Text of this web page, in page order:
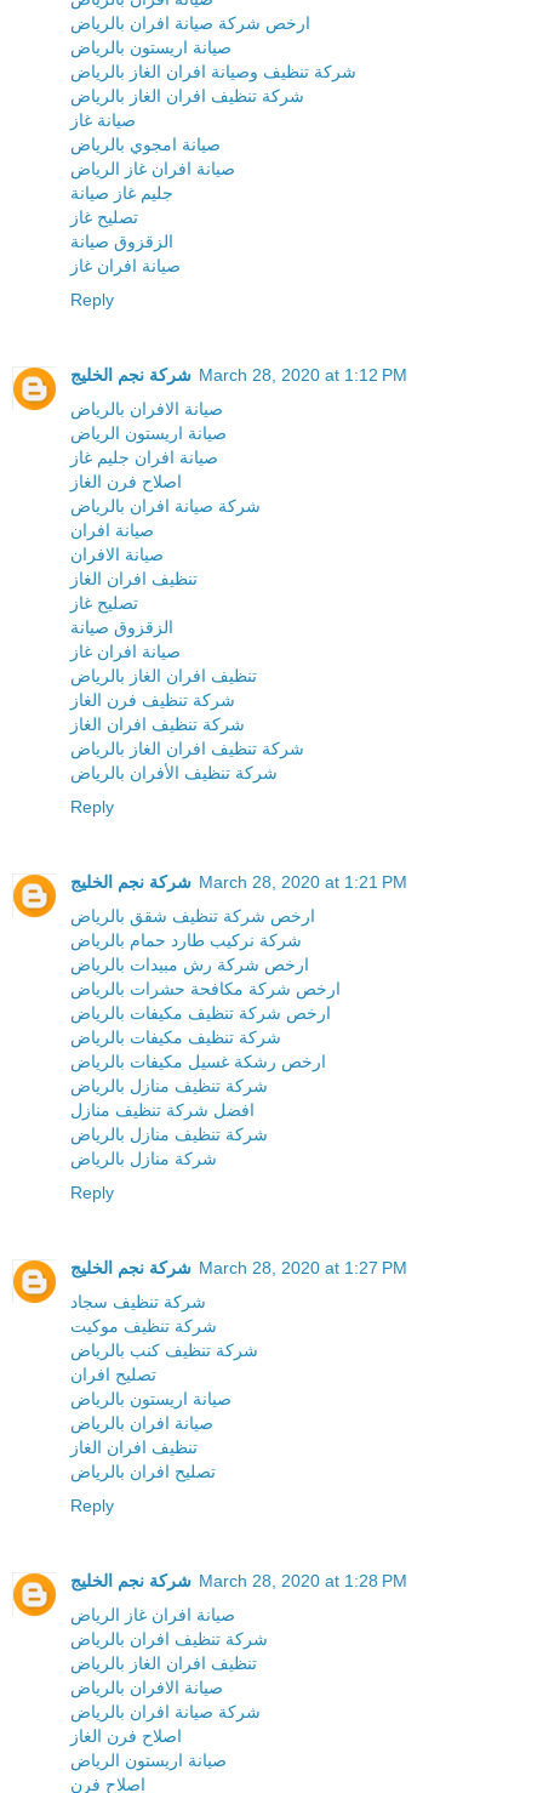
ارخص شركة صيانة افران بالرياض
صيانة اريستون بالرياض
شركة تنظيف وصيانة افران الغاز بالرياض
شركة تنظيف افران الغاز بالرياض
صيانة غاز
صيانة امجوي بالرياض
صيانة افران غاز الرياض
جليم غاز صيانة
تصليح غاز
الزقزوق صيانة
صيانة افران غاز
Reply
شركة نجم الخليج March 28, 2020 at 1:12 PM
صيانة الافران بالرياض
صيانة اريستون الرياض
صيانة افران جليم غاز
اصلاح فرن الغاز
شركة صيانة افران بالرياض
صيانة افران
صيانة الافران
تنظيف افران الغاز
تصليح غاز
الزقزوق صيانة
صيانة افران غاز
تنظيف افران الغاز بالرياض
شركة تنظيف فرن الغاز
شركة تنظيف افران الغاز
شركة تنظيف افران الغاز بالرياض
شركة تنظيف الأفران بالرياض
Reply
شركة نجم الخليج March 28, 2020 at 1:21 PM
ارخص شركة تنظيف شقق بالرياض
شركة نركيب طارد حمام بالرياض
ارخص شركة رش مبيدات بالرياض
ارخص شركة مكافحة حشرات بالرياض
ارخص شركة تنظيف مكيفات بالرياض
شركة تنظيف مكيفات بالرياض
ارخص رشكة غسيل مكيفات بالرياض
شركة تنظيف منازل بالرياض
افضل شركة تنظيف منازل
شركة تنظيف منازل بالرياض
شركة منازل بالرياض
Reply
شركة نجم الخليج March 28, 2020 at 1:27 PM
شركة تنظيف سجاد
شركة تنظيف موكيت
شركة تنظيف كنب بالرياض
تصليح افران
صيانة اريستون بالرياض
صيانة افران بالرياض
تنظيف افران الغاز
تصليح افران بالرياض
Reply
شركة نجم الخليج March 28, 2020 at 1:28 PM
صيانة افران غاز الرياض
شركة تنظيف افران بالرياض
تنظيف افران الغاز بالرياض
صيانة الافران بالرياض
شركة صيانة افران بالرياض
اصلاح فرن الغاز
صيانة اريستون الرياض
اصلاح فرن